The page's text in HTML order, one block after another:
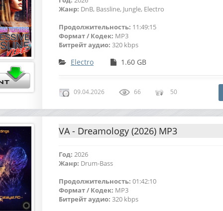
Жанр: DnB, Bassline, Jungle, Electro
Продолжительность: 11:49:15
Формат / Кодек: MP3
Битрейт аудио: 320 kbps
Electro 1.60 GB
09.04.2026 66 50
VA - Dreamology (2026) MP3
Год: 2026
Жанр: Drum-Bass
Продолжительность: 01:42:10
Формат / Кодек: MP3
Битрейт аудио: 320 kbps